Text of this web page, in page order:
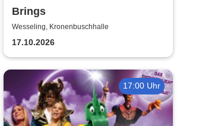
Brings
Wesseling, Kronenbuschhalle
17.10.2026
17:00 Uhr